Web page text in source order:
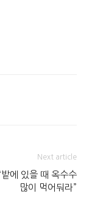
Next article
에 있을 때 옥수수
많이 먹어둬라”